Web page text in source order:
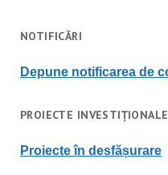
NOTIFICĂRI
Depune notificarea de
PROIECTE INVESTIȚIONALE
Proiecte în desfășurare